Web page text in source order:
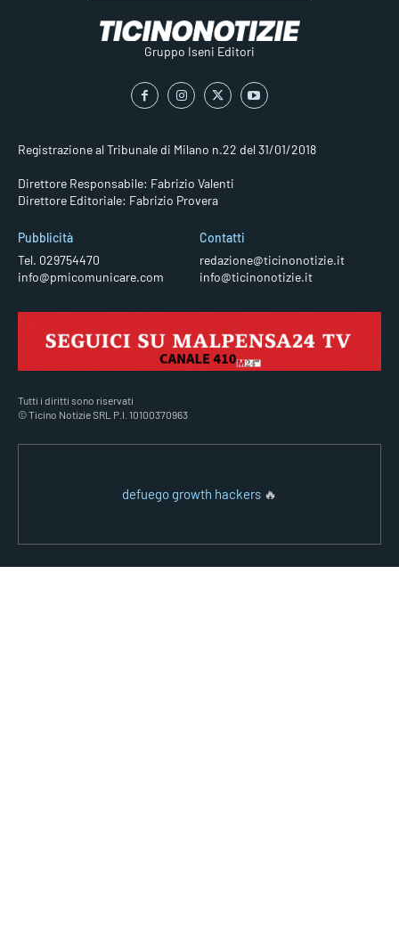
Gruppo Iseni Editori
Registrazione al Tribunale di Milano n.22 del 31/01/2018
Direttore Responsabile: Fabrizio Valenti
Direttore Editoriale: Fabrizio Provera
Pubblicità
Tel. 029754470
info@pmicomunicare.com
Contatti
redazione@ticinonotizie.it
info@ticinonotizie.it
Tutti i diritti sono riservati
© Ticino Notizie SRL P.I. 10100370963
defuego growth hackers 🔥